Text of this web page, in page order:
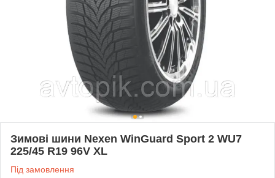
Зимові шини Nexen WinGuard Sport 2 WU7
225/45 R19 96V XL
Під замовлення